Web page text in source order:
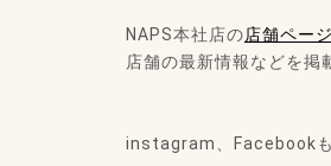
NAPS本社店の店舗ページ
店舗の最新情報などを掲
instagram、Facebookも